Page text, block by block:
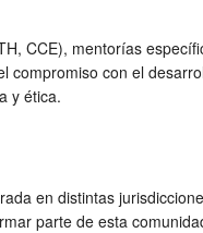
CCE), mentorías
compromiso con el
y ética.
en distintas
parte de esta